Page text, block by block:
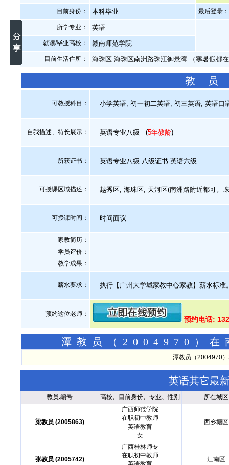
目前身份： 本科毕业 最后登录
所学专业： 英语
就读/毕业高校： 赣南师范学院
目前生活住所： 海珠区.海珠区南洲路珠江御景湾 （寒暑假都
教 员
可教授科目： 小学英语, 初一初二英语, 初三英语, 英语口
自我描述、特长展示 ： 英语专业八级 (5年教龄)
所获证书 ： 英语专业八级 八级证书 英语六级
可授课区域描述： 越秀区, 海珠区, 天河区(南洲路附近都可。
可授课时间： 时间面议
家教简历：
学员评价：
教学成果：
薪水要求： 执行【广州大学城家教中心家教】薪水标准
预约这位老师：
预约电话:
潭教员（2004970）在
潭教员（2004970
英语其它最
教员.编号 高校、目前身份、专业、性别 所在城区
梁教员 (2005863)
广西师范学院
在职初中教师
英语教育
女
西乡塘区
张教员 (2005742)
广西桂林师专
在职初中教师
江南区